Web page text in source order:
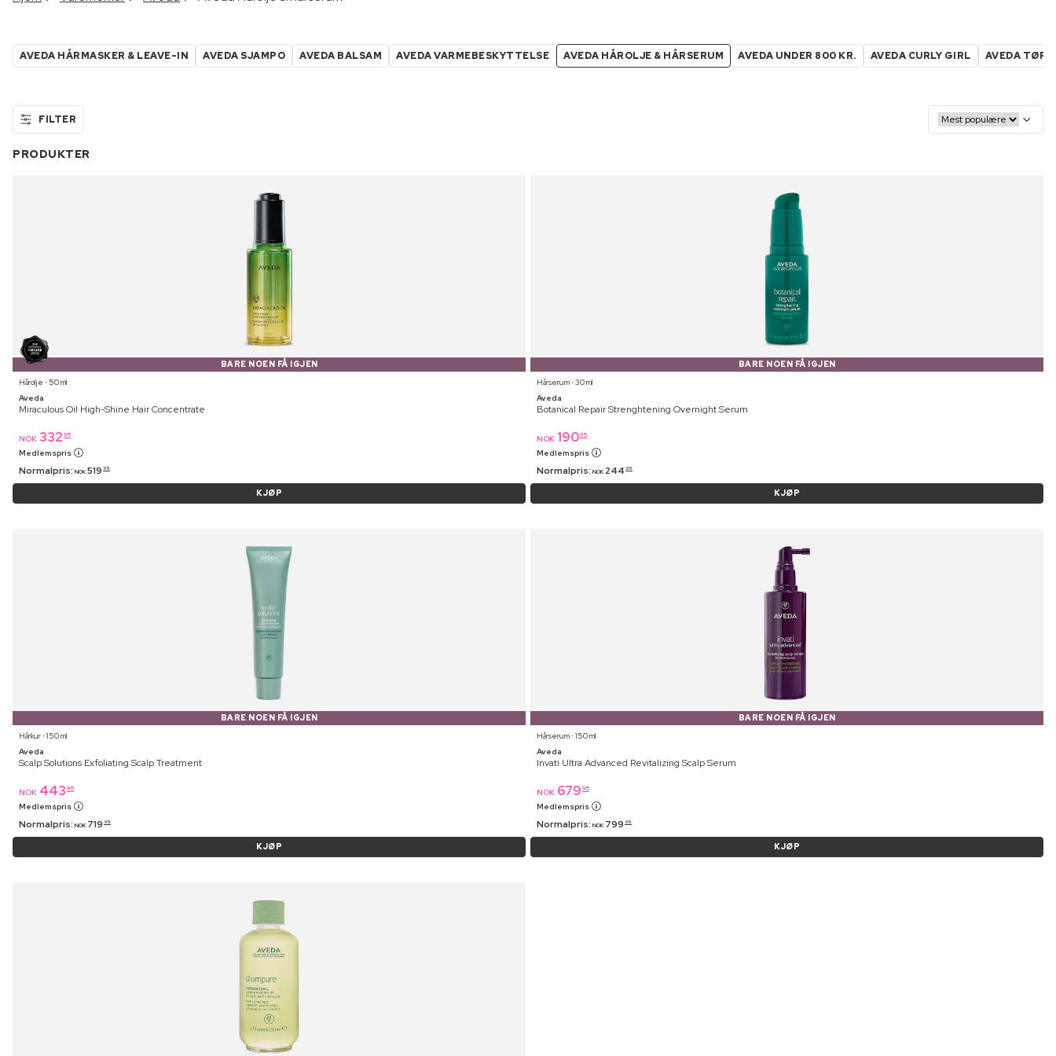
AVEDA HÅRMASKER & LEAVE-IN AVEDA SJAMPO AVEDA BALSAM AVEDA VARMEBESKYTTELSE AVEDA HÅROLJE & HÅRSERUM AVEDA UNDER 800 KR. AVEDA CURLY GIRL AVEDA TØRT
FILTER
PRODUKTER
BARE NOEN FÅ IGJEN
Hårolje ⋅ 50 ml
Aveda
Miraculous Oil High-Shine Hair Concentrate
NOK 332 95
Medlemspris
Normalpris: NOK 519 95
KJØP
BARE NOEN FÅ IGJEN
Hårserum ⋅ 30 ml
Aveda
Botanical Repair Strenghtening Overnight Serum
NOK 19095
Medlemspris
Normalpris: NOK 244 95
KJØP
BARE NOEN FÅ IGJEN
Hårkur ⋅ 150 ml
Aveda
Scalp Solutions Exfoliating Scalp Treatment
NOK 443 95
Medlemspris
Normalpris: NOK 719 95
KJØP
BARE NOEN FÅ IGJEN
Hårserum ⋅ 150 ml
Aveda
Invati Ultra Advanced Revitalizing Scalp Serum
NOK 679 95
Medlemspris
Normalpris: NOK 799 95
KJØP